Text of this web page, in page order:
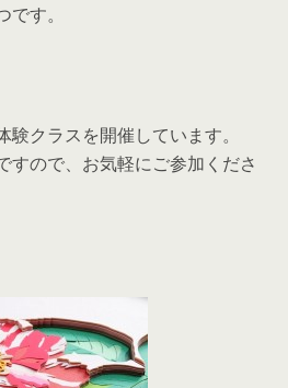
す。
クラスを開催しています。
すので、お気軽にご参加くださ